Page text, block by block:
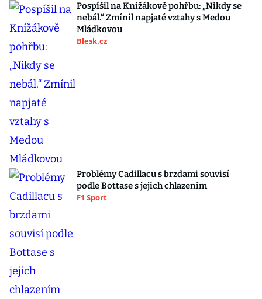
Pospíšil na Knížákově pohřbu: „Nikdy se
nebál.“ Zmínil napjaté vztahy s Medou
Mládkovou
Blesk.cz
Problémy Cadillacu s brzdami souvisí
podle Bottase s jejich chlazením
F1 Sport